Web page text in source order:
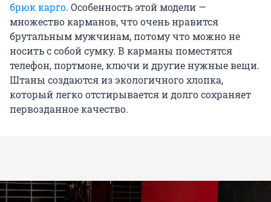
брюк карго. Особенность этой модели —
множество карманов, что очень нравится
брутальным мужчинам, потому что можно не
носить с собой сумку. В карманы поместятся
телефон, портмоне, ключи и другие нужные вещи.
Штаны создаются из экологичного хлопка,
который легко отстирывается и долго сохраняет
первозданное качество.